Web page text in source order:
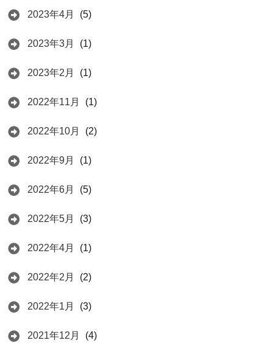
2023年4月 (5)
2023年3月 (1)
2023年2月 (1)
2022年11月 (1)
2022年10月 (2)
2022年9月 (1)
2022年6月 (5)
2022年5月 (3)
2022年4月 (1)
2022年2月 (2)
2022年1月 (3)
2021年12月 (4)